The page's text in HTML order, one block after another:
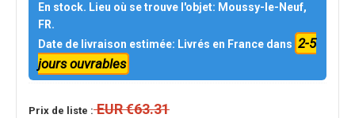
En stock. Lieu où se trouve l'objet: Moussy-le-Neuf,
FR.
Date de livraison estimée: Livrés en France dans 2-5
jours ouvrables
Prix de liste :EUR €63.31